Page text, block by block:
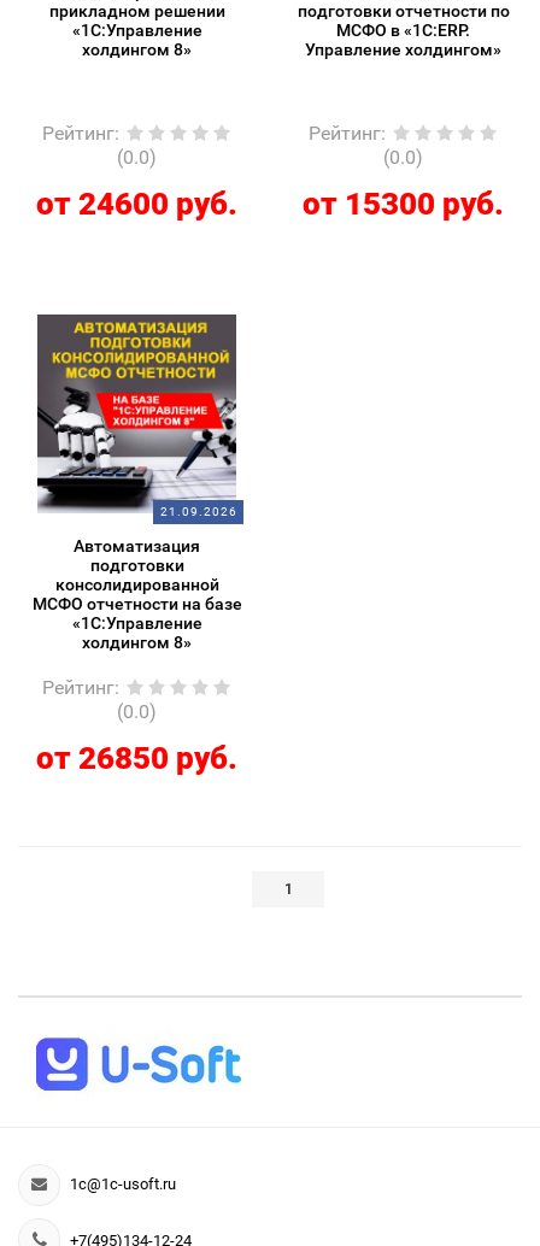
прикладном решении
«1С:Управление
холдингом 8»
Рейтинг:
(0.0)
от 24600 руб.
подготовки отчетности по
МСФО в «1С:ERP.
Управление холдингом»
Рейтинг:
(0.0)
от 15300 руб.
21.09.2026
Автоматизация
подготовки
консолидированной
МСФО отчетности на базе
«1С:Управление
холдингом 8»
Рейтинг:
(0.0)
от 26850 руб.
1
1c@1c-usoft.ru
+7(495)134-12-24